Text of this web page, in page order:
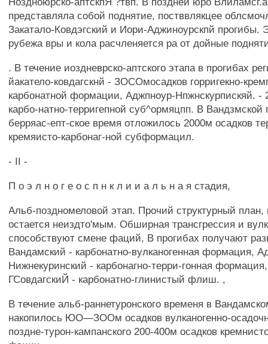
представляла собой поднятие, постввлякцее
Закатало-Ковдэгский и Иори-Аджиноурскпй прогибы.
рубежа вры и кола расчленяется ра от дойные
. В течение иоздневрско-аптского этапа в прогибах
йакатело-ковдагскнй - ЗОСОмосадков горригекно-
карбонатной формации, Аджпноур-Нпжнскурпискяй. -
карбо-натно-терригепной суб^ормяцпп. В Вандзмской
берряас-епт-ское время отложилось 2000м осадков
кремяисто-карбонаг-ной субформацил.
- II -
П о э л н о г е о с п н к л и и а л ь н а я стадия,
Альб-поздномеловой этап. Прочий структурный план,
остается неиздто'мым. Обширная трансгрессия и
способствуют смене фаций, В прогибах получают
Вандамский - карбонатно-вулканогенная формация,
Нижнекуринский - карбонагно-терри-гонная
ГСовдагскиЙ - карбонатно-глинистый флиш. ,
В течение альб-раннетуронского временя в
накопилось ЮО—ЗООм осадков вулканогенно-
поздне-турон-кампанского 200-400м осадков